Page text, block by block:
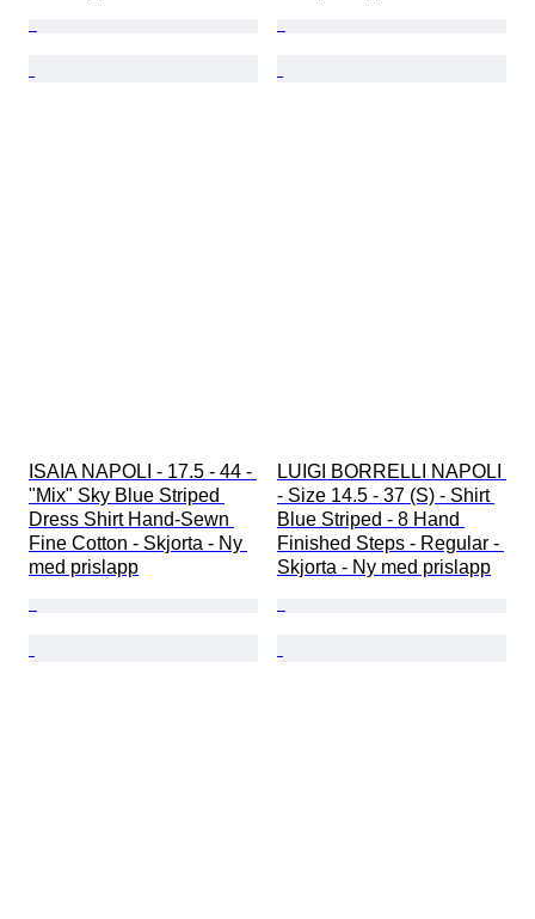
ISAIA NAPOLI - 17.5 - 44 -
"Mix" Sky Blue Striped
Dress Shirt Hand-Sewn
Fine Cotton - Skjorta - Ny
med prislapp
LUIGI BORRELLI NAPOLI
- Size 14.5 - 37 (S) - Shirt
Blue Striped - 8 Hand
Finished Steps - Regular -
Skjorta - Ny med prislapp